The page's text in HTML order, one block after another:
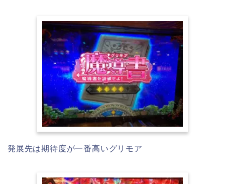
発展先は期待度が一番高いグリモア